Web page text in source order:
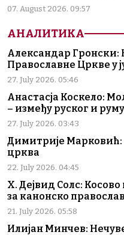
07. August 2026. 09:57
АНАЛИТИКА
Александар Гронски:
Православне Цркве у
27. July 2026. 05:46
Анастасја Коскело:
– између руског и
27. July 2026. 03:43
Димитрије Марковић:
црква
22. July 2026. 04:45
Х. Дејвид Солс:
за канонско
21. July 2026. 05:58
Илијан Минчев: